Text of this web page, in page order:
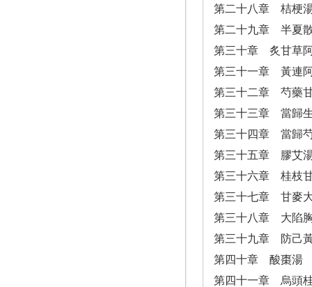
第二十八章 桔梗
第二十九章 半夏
第三十章 炙甘草
第三十一章 黃連
第三十二章 芍藥
第三十三章 當歸
第三十四章 當歸
第三十五章 膠艾
第三十六章 桂枝
第三十七章 甘麥
第三十八章 大陷
第三十九章 防己
第四十章 酸棗湯
第四十一章 烏頭